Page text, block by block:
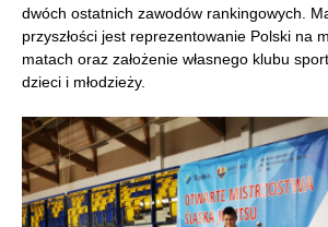
dwóch ostatnich zawodów rankingowych.
przyszłości jest reprezentowanie Polski na
matach oraz założenie własnego klubu
dzieci i młodzieży.